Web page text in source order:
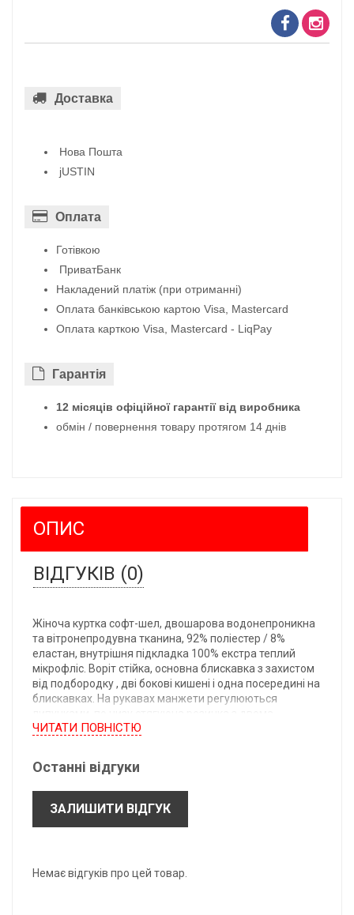
Доставка
Нова Пошта
jUSTIN
Оплата
Готівкою
ПриватБанк
Накладений платіж (при отриманні)
Оплата банківською картою Visa, Mastercard
Оплата карткою Visa, Mastercard - LiqPay
Гарантiя
12 місяців офіційної гарантії від виробника
обмін / повернення товару протягом 14 днів
ОПИС
ВІДГУКІВ (0)
Жіноча куртка софт-шел, двошарова водонепроникна
та вітронепродувна тканина, 92% поліестер / 8%
еластан, внутрішня підкладка 100% екстра теплий
мікрофліс. Воріт стійка, основна блискавка з захистом
від подбородку , дві бокові кишені і одна посередині на
блискавках. На рукавах манжети регулюються
стоперами.
62/46
64/49
ЧИТАТИ ПОВНIСТЮ
Останні відгуки
ЗАЛИШИТИ ВІДГУК
Немає відгуків про цей товар.